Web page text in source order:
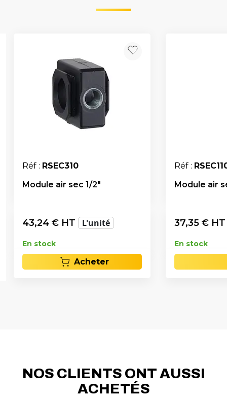
Réf : RSEC310
Module air sec 1/2"
43,24 € HT L'unité
En stock
Acheter
Réf :
Module air
37,35 €
En stock
NOS CLIENTS ONT AUSSI
ACHETÉS